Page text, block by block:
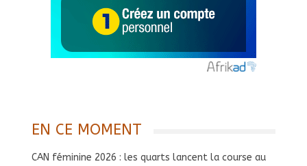
EN CE MOMENT
CAN féminine 2026 : les quarts lancent la course au